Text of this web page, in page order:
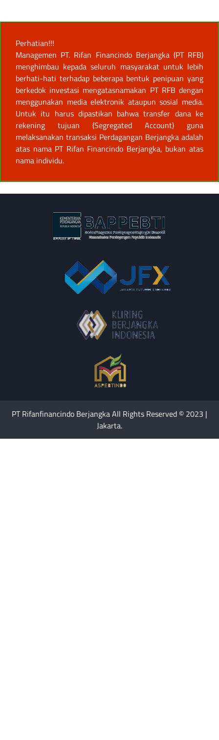
Perhatian!!!
Managemen PT. Rifan Financindo Berjangka (PT RFB)
menghimbau kepada seluruh masyarakat untuk lebih
berhati-hati terhadap beberapa bentuk penipuan yang
berkedok investasi mengatasnamakan PT RFB dengan
menggunakan media elektronik ataupun sosial media.
Untuk itu harus dipastikan bahwa transfer dana ke
rekening tujuan (Segregated Account) guna
melaksanakan transaksi Perdagangan Berjangka adalah
atas nama PT Rifan Financindo Berjangka, bukan atas
nama individu.
PT Rifanfinancindo Berjangka All Rights Reserved © 2023 |
Jakarta.